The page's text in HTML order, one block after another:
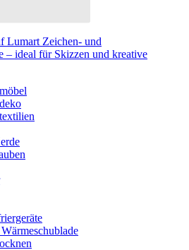
Lumart Zeichen- und
– ideal für Skizzen und kreative